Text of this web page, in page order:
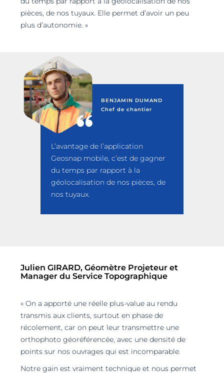
pièces, de nos tuyaux. Elle permet d’avoir un peu
plus d’autonomie. »
BENJAMIN DUMAND
Chef de chantier
L’avantage de l’application
Geosnap mobile, c’est de gagner
du temps par rapport à la
géolocalisation de nos pièces, de
nos tuyaux.
Julien GIRARD, Géomètre Projeteur et
Manager du Service Topographique
« On a apporté une réelle plus-value au rendu
transmis aux clients, surtout en phase de
récolement, car on peut leur transmettre une
orthophoto géoréférencée, avec une densité de
points sur nos ouvrages qui est incomparable.
Notre gain est vraiment technique et nous permet